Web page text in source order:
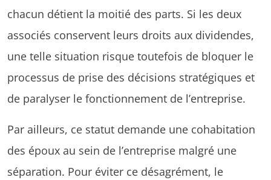
chacun détient la moitié des parts. Si les deux
associés conservent leurs droits aux dividendes,
une telle situation risque toutefois de bloquer le
processus de prise des décisions stratégiques et
de paralyser le fonctionnement de l’entreprise.
Par ailleurs, ce statut demande une cohabitation
des époux au sein de l’entreprise malgré une
séparation. Pour éviter ce désagrément, le